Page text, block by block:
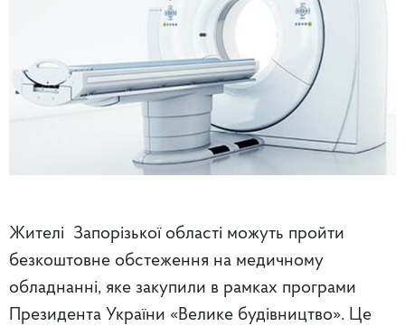
Жителі Запорізької області можуть пройти
безкоштовне обстеження на медичному
обладнанні, яке закупили в рамках програми
Президента України «Велике будівництво». Це